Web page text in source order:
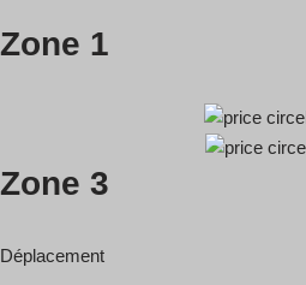
Zone 1
Zone 3
Déplacement